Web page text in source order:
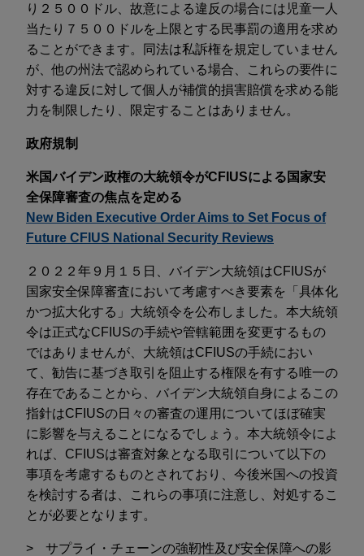
り２５００ドル、故意による違反の場合には児童一人
当たり７５００ドルを上限とする民事罰の適用を求め
ることができます。同法は私訴権を規定していません
が、他の州法で認められている場合、これらの要件に
対する違反に対して個人が補償的損害賠償を求める能
力を制限したり、限定することはありません。
政府規制
米国バイデン政権の大統領令がCFIUSによる国家安
全保障審査の焦点を定める
New Biden Executive Order Aims to Set Focus of
Future CFIUS National Security Reviews
２０２２年９月１５日、バイデン大統領はCFIUSが
国家安全保障審査において考慮すべき要素を「具体化
かつ拡大化する」大統領令を公布しました。本大統領
令は正式なCFIUSの手続や管轄範囲を変更するもの
ではありませんが、大統領はCFIUSの手続におい
て、勧告に基づき取引を阻止する権限を有する唯一の
存在であることから、バイデン大統領自身によるこの
指針はCFIUSの日々の審査の運用についてほぼ確実
に影響を与えることになるでしょう。本大統領令によ
れば、CFIUSは審査対象となる取引について以下の
事項を考慮するものとされており、今後米国への投資
を検討する者は、これらの事項に注意し、対処するこ
とが必要となります。
サプライ・チェーンの強靭性及び安全保障への影